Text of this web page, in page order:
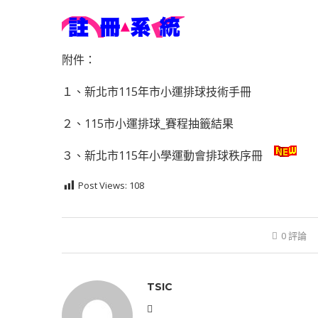
附件：
１、 新北市115年市小運排球技術手冊
２、 115市小運排球_賽程抽籤結果
３、 新北市115年小學運動會排球秩序冊
Post Views: 108
0 評論
TSIC